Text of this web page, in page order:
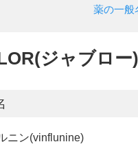
薬の一般
ジャブロー)
ニン(vinflunine)